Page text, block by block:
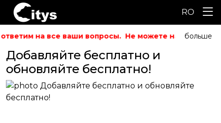
RO
на все ваши вопросы. Не можете найти то,
больше
Добавляйте бесплатно и
обновляйте бесплатно!